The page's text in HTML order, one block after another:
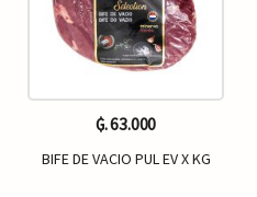
₲. 63.000
BIFE DE VACIO PUL EV X KG